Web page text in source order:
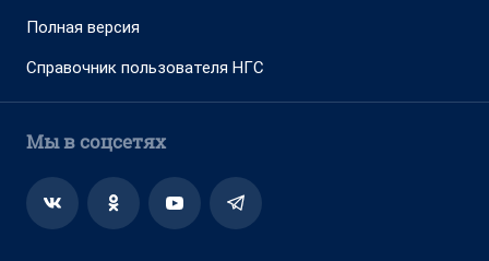
Полная версия
Справочник пользователя НГС
Мы в соцсетях